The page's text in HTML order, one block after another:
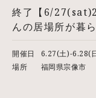
終了【6/
んの居場所が暮
開催日
6.27(土)-6.28(
場所
福岡県宗像市